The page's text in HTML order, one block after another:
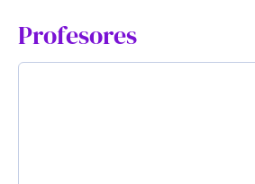
Profesores